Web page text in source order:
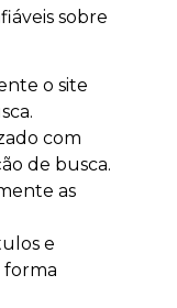
sobre
o site
com
de busca.
as
e
forma